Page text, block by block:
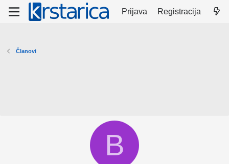
Prijava Registracija
Članovi
B